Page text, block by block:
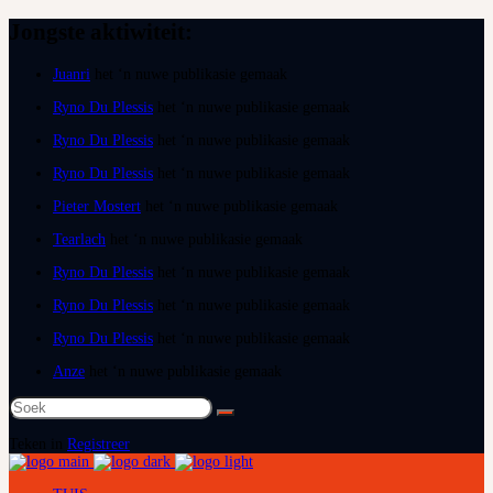
Juanri
Ryno Du Plessis
Ryno Du Plessis
Ryno Du Plessis
Pieter Mostert
Tearlach
Ryno Du Plessis
Ryno Du Plessis
Ryno Du Plessis
Anze
Soek
na:
Registreer